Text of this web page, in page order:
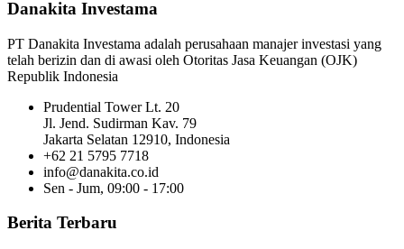
Danakita Investama
PT Danakita Investama adalah perusahaan manajer investasi yang
telah berizin dan di awasi oleh Otoritas Jasa Keuangan (OJK)
Republik Indonesia
Prudential Tower Lt. 20
Jl. Jend. Sudirman Kav. 79
Jakarta Selatan 12910, Indonesia
+62 21 5795 7718
info@danakita.co.id
Sen - Jum, 09:00 - 17:00
Berita Terbaru